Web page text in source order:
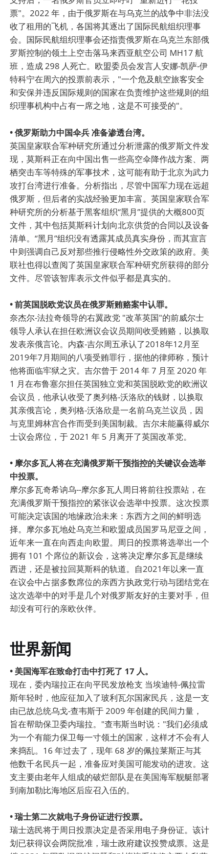
票"。2022 年，由于俄罗斯在与乌克兰的战争中非法没
收了租用的飞机，各国将其逐出了国际民航组织理事
会。国际民航组织理事会还指责俄罗斯在乌克兰东部俄
罗斯控制的领土上空击落马来西亚航空公司 MH17 航
班，造成 298 人死亡。欧盟委员会发言人安娜-凯萨-伊
特科宁在周六的投票前表示，"一个危及航空旅客安全
和安保并违反国际规则的国家在负责维护这些规则的组
织理事机构中占有一席之地，这是不可接受的"。
• 俄罗斯助力中国伞兵 准备渗透台湾。
英国皇家联合军种研究所通过分析泄露的俄罗斯文件发
现，莫斯科正在向中国出售一些高空伞降作战方案、两
栖突击车等特殊的军事技术，这可能有助于北京为武力
攻打台湾进行准备。分析指出，尽管中国军力现在远超
俄罗斯，但后者的实战经验更加丰富。英国皇家联合军
种研究所的分析基于黑客组织“黑月”提供的大概800页
文件，其中包括莫斯科计划向北京供货的合同以及设备
清单。“黑月”组织没有透露其成员真实身份，而其宣言
中则强调自己反对那些推行侵略性外交政策的政府。美
联社也得以查阅了英国皇家联合军种研究所获得的部分
文件。尽管该智库表示文件似乎都是真实的。
• 前英国脱欧党议员在俄罗斯贿赂案中认罪。
奈杰尔-法拉奇领导的右翼政党 "改革英国"的前威尔士
领导人承认在担任欧洲议会议员期间收受贿赂，以换取
发表亲俄言论。内森-吉尔周五承认了2018年12月至
2019年7月期间的八项受贿罪行，据他的律师称，预计
他将面临牢狱之灾。吉尔曾于 2014 年 7 月至 2020 年
1 月在布鲁塞尔担任英国独立党和英国脱欧党的欧洲议
会议员，他承认收受了奥列格-沃洛欣的钱财，以换取
其亲俄言论，奥列格-沃洛欣是一名前乌克兰议员，因
与克里姆林宫合作而受到美国制裁。吉尔未能赢得威尔
士议会席位，于 2021 年 5 月离开了英国改革党。
• 摩尔多瓦人将在充满俄罗斯干预指控的关键议会选举
中投票。
摩尔多瓦奇希讷乌--摩尔多瓦人周日将前往投票站，在
充满俄罗斯干预指控的紧张议会选举中投票。这次投票
可能决定该国的地缘政治未来：东西方之间的鲜明选
择。摩尔多瓦地处乌克兰和欧盟成员国罗马尼亚之间，
近年来一直在向西走向欧盟。周日的投票将选举出一个
拥有 101 个席位的新议会，这将决定摩尔多瓦是继续
西进，还是被拉回莫斯科的轨道。自2021年以来一直
在议会中占据多数席位的亲西方执政党行动与团结党在
这次选举中的对手是几个对俄罗斯友好的主要对手，但
却没有可行的亲欧伙伴。
世界新闻
• 美国海军在致命打击中打死了 17 人。
现在，委内瑞拉正在向平民发放枪支 当埃迪特-佩拉雷
斯年轻时，他应征加入了玻利瓦尔国家民兵，这是一支
由已故总统乌戈-查韦斯于 2009 年创建的民间力量，
旨在帮助保卫委内瑞拉。"查韦斯当时说："我们必须成
为一个有能力保卫每一寸领土的国家，这样才不会有人
来捣乱。16 年过去了，现年 68 岁的佩拉莱斯正与其
他数千名民兵一起，准备应对美国可能发动的进攻。这
支主要由老年人组成的破烂部队是在美国海军舰艇部署
到南加勒比海地区后应召入伍的。
• 瑞士第二次就电子身份证进行投票。
瑞士选民将于周日投票决定是否采用电子身份证。该计
划已获得议会两院批准，瑞士政府建议投赞成票。这是